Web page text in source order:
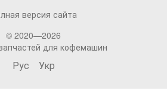
версия сайта
© 2020—2026
для кофемашин
Рус Укр